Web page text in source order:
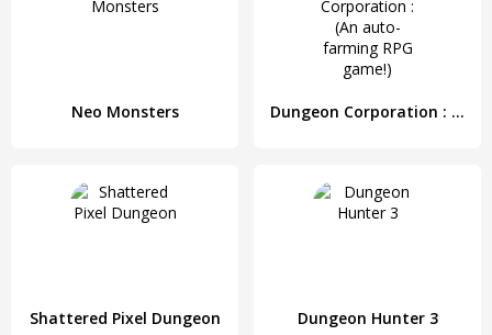
Neo Monsters Dungeon Corporation : (An auto-farming RPG game!)
Shattered Pixel Dungeon Dungeon Hunter 3